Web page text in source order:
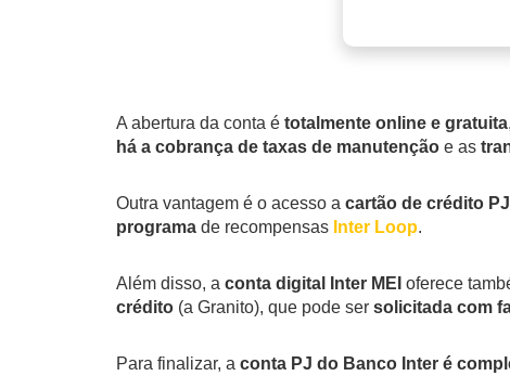
A abertura da conta é totalmente online e gratuita
há a cobrança de taxas de manutenção e as
Outra vantagem é o acesso a cartão de crédito
programa de recompensas Inter Loop.
Além disso, a conta digital Inter MEI oferece
crédito (a Granito), que pode ser solicitada com
Para finalizar, a conta PJ do Banco Inter é